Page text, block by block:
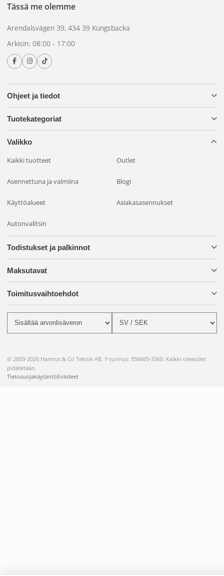
Ohjeet ja tiedot
Tuotekategoriat
Valikko
Kaikki tuotteet Outlet
Asennettuna ja valmiina Blogi
Käyttöalueet Asiakasasennukset
Autonvalitsin
Tässä me olemme
Arendalsvägen 39, 434 39 Kungsbacka
Arkisin: 08:00 - 17:00
Todistukset ja palkinnot
Maksutavat
Toimitusvaihtoehdot
© 2003-2026 Hannus & Co Teknik AB. Y-tunnus: 556665-3360. Kaikki oikeudet
pidätetään.
TietosuojakäytäntöEvästeet